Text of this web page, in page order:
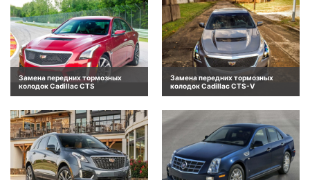
Замена передних тормозных
колодок Cadillac CTS
Замена передних тормозных
колодок Cadillac CTS-V